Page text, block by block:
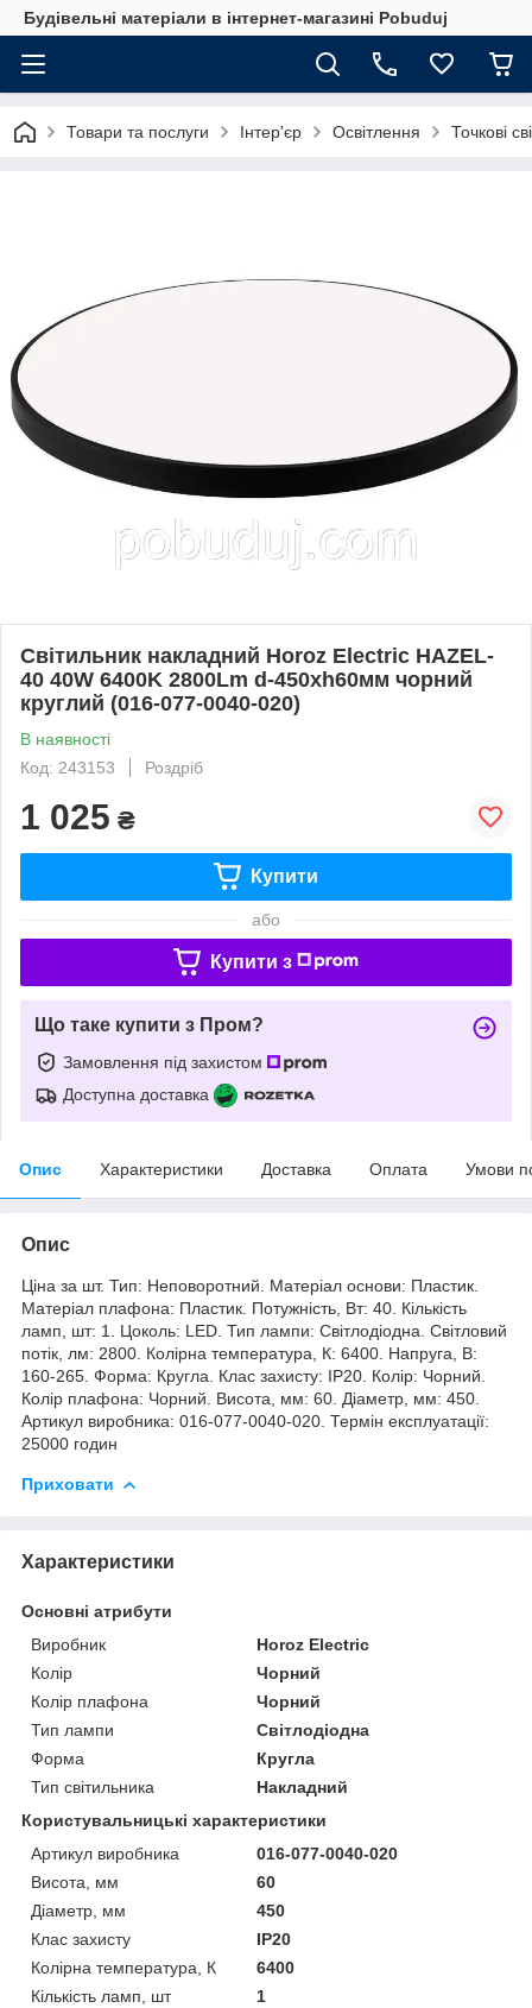
Будівельні матеріали в інтернет-магазині Pobuduj
Товари та послуги Інтер'єр Освітлення Точкові
Світильник накладний Horoz Electric HAZEL-
40 40W 6400K 2800Lm d-450xh60мм чорний
круглий (016-077-0040-020)
В наявності
Код: 243153
Роздріб
1 025 ₴
Купити
або
Купити з
Що таке купити з Пром?
Замовлення під захистом
Доступна доставка
Опис Характеристики Доставка Оплата Умови
Опис
Ціна за шт. Тип: Неповоротний. Матеріал основи: Пластик.
Матеріал плафона: Пластик. Потужність, Вт: 40. Кількість
ламп, шт: 1. Цоколь: LED. Тип лампи: Світлодіодна. Світловий
потік, лм: 2800. Колірна температура, К: 6400. Напруга, В:
160-265. Форма: Кругла. Клас захисту: IP20. Колір: Чорний.
Колір плафона: Чорний. Висота, мм: 60. Діаметр, мм: 450.
Артикул виробника: 016-077-0040-020. Термін експлуатації:
25000 годин
Приховати
Характеристики
Основні атрибути
Виробник
Horoz Electric
Колір
Чорний
Колір плафона
Чорний
Тип лампи
Світлодіодна
Форма
Кругла
Тип світильника
Накладний
Користувальницькі характеристики
Артикул виробника
016-077-0040-020
Висота, мм
60
Діаметр, мм
450
Клас захисту
IP20
Колірна температура, К
6400
Кількість ламп, шт
1